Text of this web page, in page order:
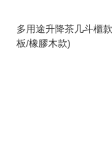
多用途升降茶几斗櫃
板/橡膠木款)